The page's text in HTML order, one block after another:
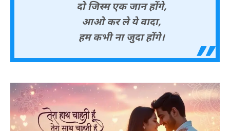
दो जिस्म एक जान होंगे,
आओ कर ले ये वादा,
हम कभी ना जुदा होंगे।